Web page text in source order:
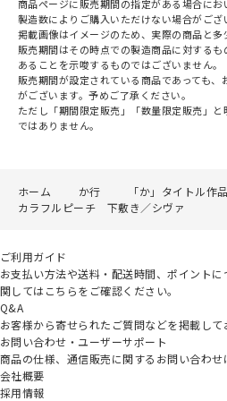
商品ページに販売期間の指定がある場合にお
製造数によりご購入いただけない場合がござ
掲載画像はイメージのため、実際の商品と多
販売期間はその時点での製造商品に対する
あることを示唆するものではございません。
販売期間が設定されている商品であっても
がございます。予めご了承ください。
ただし「期間限定販売」「数量限定販売」
ではありません。
ホーム か行 「か」タイトル作品
カラフルピーチ 下敷き／シヴァ
ご利用ガイド
お支払い方法や送料・配送時間、ポイント
関してはこちらをご確認ください。
Q&A
お客様から寄せられたご質問などを掲載して
お問い合わせ・ユーザーサポート
商品の仕様、通信販売に関するお問い合わせ
会社概要
採用情報